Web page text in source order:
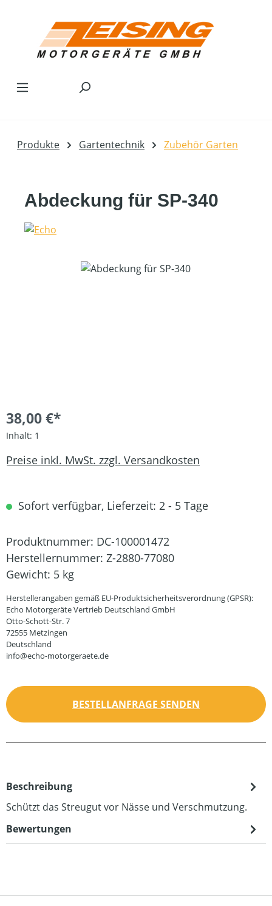
Produkte Gartentechnik Zubehör Garten
Abdeckung für SP-340
Bildergalerie überspringen
38,00 €*
Inhalt: 1
Preise inkl. MwSt. zzgl. Versandkosten
Sofort verfügbar, Lieferzeit: 2 - 5 Tage
Produktnummer: DC-100001472
Herstellernummer: Z-2880-77080
Gewicht: 5 kg
Herstellerangaben gemäß EU-Produktsicherheitsverordnung (GPSR):
Echo Motorgeräte Vertrieb Deutschland GmbH
Otto-Schott-Str. 7
72555 Metzingen
Deutschland
info@echo-motorgeraete.de
BESTELLANFRAGE SENDEN
Beschreibung
Schützt das Streugut vor Nässe und Verschmutzung.
Bewertungen